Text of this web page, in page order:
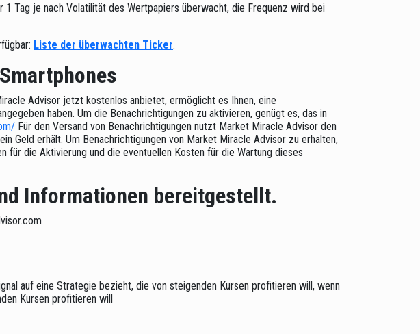
Tag je nach Volatilität des Wertpapiers überwacht, die Frequenz wird bei
Liste der überwachten Ticker.
Advisor jetzt kostenlos anbietet, ermöglicht es Ihnen, eine
haben. Um die Benachrichtigungen zu aktivieren, genügt es, das in
Für den Versand von Benachrichtigungen nutzt Market Miracle Advisor den
Geld erhält. Um Benachrichtigungen von Market Miracle Advisor zu erhalten,
für die Aktivierung und die eventuellen Kosten für die Wartung dieses
Informationen bereitgestellt.
auf eine Strategie bezieht, die von steigenden Kursen profitieren will, wenn
Kursen profitieren will